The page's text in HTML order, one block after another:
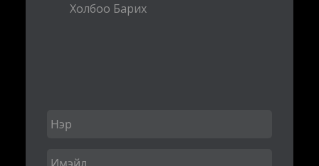
Холбоо Барих